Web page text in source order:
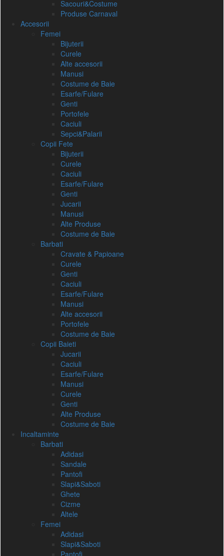
Sacouri&Costume
Produse Carnaval
Accesorii
Femei
Bijuterii
Curele
Alte accesorii
Manusi
Costume de Baie
Esarfe/Fulare
Genti
Portofele
Caciuli
Sepci&Palarii
Copii Fete
Bijuterii
Curele
Caciuli
Esarfe/Fulare
Genti
Jucarii
Manusi
Alte Produse
Costume de Baie
Barbati
Cravate & Papioane
Curele
Genti
Caciuli
Esarfe/Fulare
Manusi
Alte accesorii
Portofele
Costume de Baie
Copii Baieti
Jucarii
Caciuli
Esarfe/Fulare
Manusi
Curele
Genti
Alte Produse
Costume de Baie
Incaltaminte
Barbati
Adidasi
Sandale
Pantofi
Slapi&Saboti
Ghete
Cizme
Altele
Femei
Adidasi
Slapi&Saboti
Pantofi